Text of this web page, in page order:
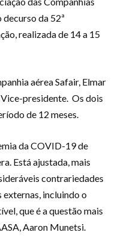
da 52ª
realizada de 14 a 15
aérea Safair, Elmar
presidente. Os dois
de 12 meses.
da COVID-19 de
Está ajustada, mais
contrariedades
externas, incluindo o
que é a questão mais
Aaron Munetsi.